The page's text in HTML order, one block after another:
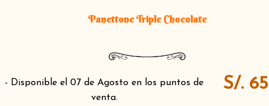
Panettone Triple Chocolate
- Disponible el 07 de Agosto en los puntos de
venta.
S/.